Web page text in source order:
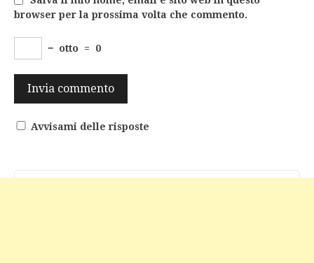
browser per la prossima volta che commento.
− otto = 0
Avvisami delle risposte